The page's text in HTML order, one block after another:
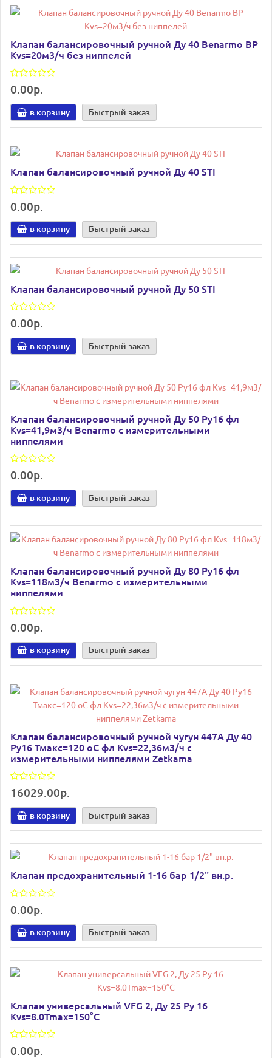
Клапан балансировочный ручной Ду 40 Benarmo ВР
Kvs=20м3/ч без ниппелей
0.00р.
в корзину Быстрый заказ
Клапан балансировочный ручной Ду 40 STI
0.00р.
в корзину Быстрый заказ
Клапан балансировочный ручной Ду 50 STI
0.00р.
в корзину Быстрый заказ
Клапан балансировочный ручной Ду 50 Ру16 фл
Kvs=41,9м3/ч Benarmo с измерительными
ниппелями
0.00р.
в корзину Быстрый заказ
Клапан балансировочный ручной Ду 80 Ру16 фл
Kvs=118м3/ч Benarmo с измерительными
ниппелями
0.00р.
в корзину Быстрый заказ
Клапан балансировочный ручной чугун 447A Ду 40
Ру16 Тмакс=120 оС фл Kvs=22,36м3/ч с
измерительными ниппелями Zetkama
16029.00р.
в корзину Быстрый заказ
Клапан предохранительный 1-16 бар 1/2" вн.р.
0.00р.
в корзину Быстрый заказ
Клапан универсальный VFG 2, Ду 25 Ру 16
Kvs=8.0Tmax=150°С
0.00р.